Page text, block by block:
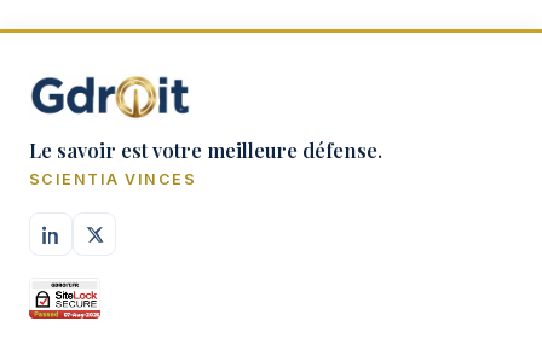
Le savoir est votre meilleure défense.
SCIENTIA VINCES